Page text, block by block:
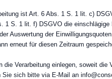
ist Art. 6 Abs. 1 S. 1 lit. c)
1 S. 1 lit. f) DSGVO die
Auswertung der
erneut für diesen Zeitraum
die Verarbeitung einlegen, soweit
sich bitte via E-Mail an